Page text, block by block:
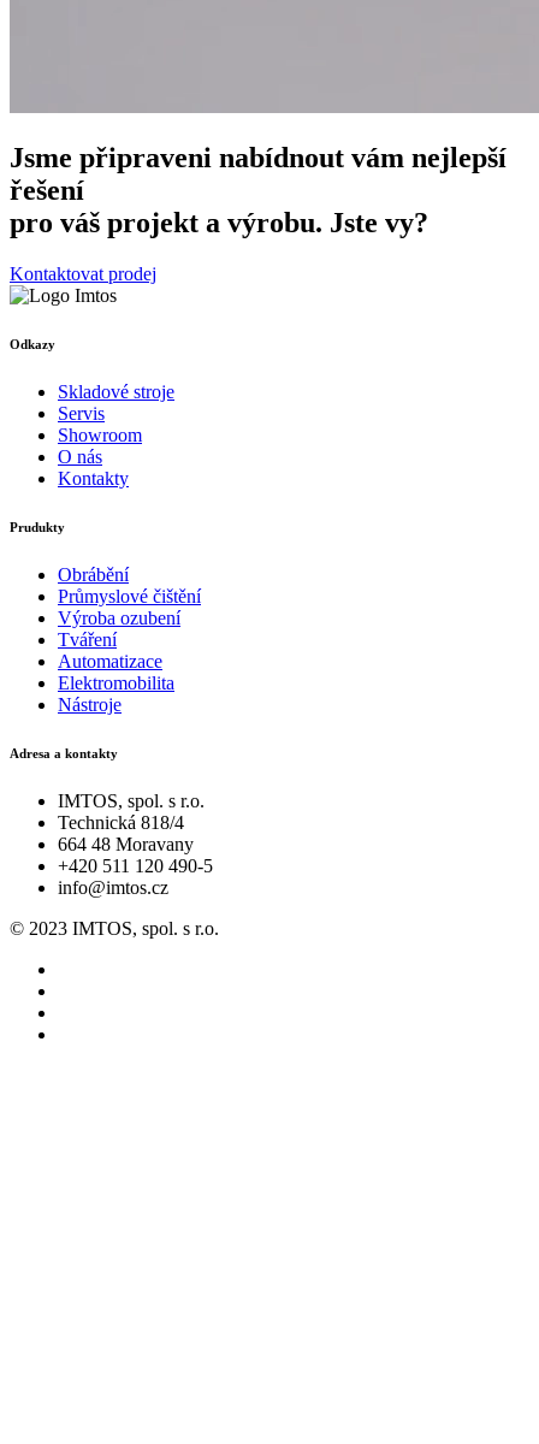
Jsme připraveni nabídnout vám nejlepší
řešení
pro váš projekt a výrobu. Jste vy?
Kontaktovat prodej
Odkazy
Skladové stroje
Servis
Showroom
O nás
Kontakty
Prudukty
Obrábění
Průmyslové čištění
Výroba ozubení
Tváření
Automatizace
Elektromobilita
Nástroje
Adresa a kontakty
IMTOS, spol. s r.o.
Technická 818/4
664 48 Moravany
+420 511 120 490-5
info@imtos.cz
© 2023 IMTOS, spol. s r.o.